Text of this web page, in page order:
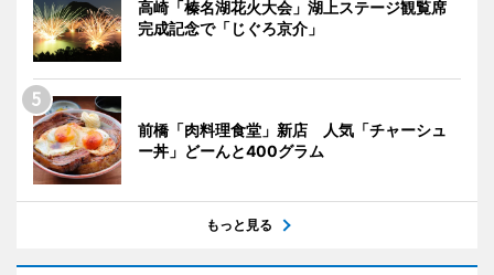
高崎「榛名湖花火大会」湖上ステージ観覧席
完成記念で「じぐろ京介」
前橋「肉料理食堂」新店 人気「チャーシュ
ー丼」どーんと400グラム
もっと見る